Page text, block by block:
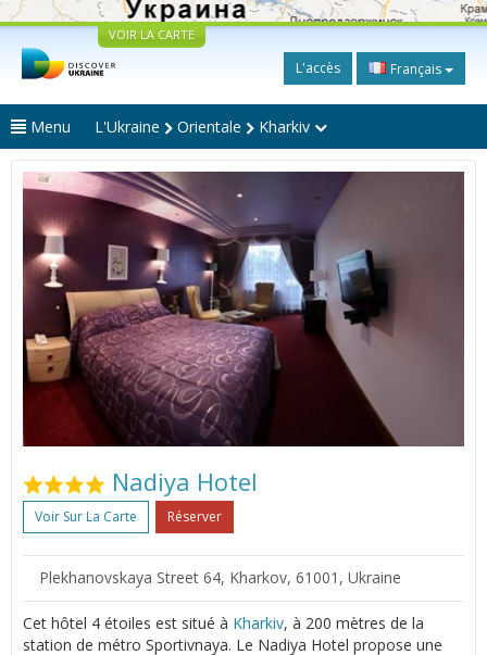
VOIR LA CARTE
L'accès Français
Menu L'Ukraine Orientale Kharkiv
Nadiya Hotel
Voir Sur La Carte Réserver
Plekhanovskaya Street 64, Kharkov, 61001, Ukraine
Cet hôtel 4 étoiles est situé à Kharkiv, à 200 mètres de la
station de métro Sportivnaya. Le Nadiya Hotel propose une